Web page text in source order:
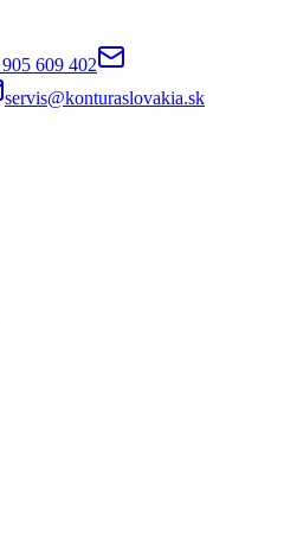
609 402
servis@konturaslovakia.sk